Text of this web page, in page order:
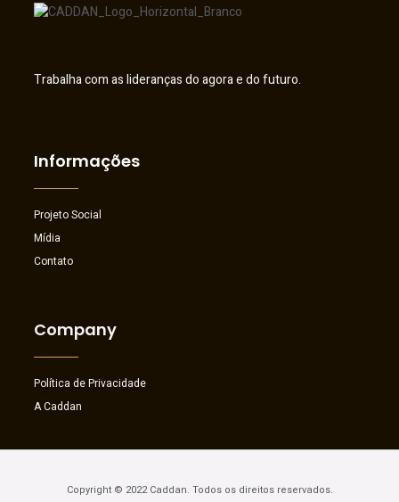
Trabalha com as lideranças do agora e do futuro.
Informações
Projeto Social
Mídia
Contato
Company
Política de Privacidade
A Caddan
Copyright © 2022 Caddan. Todos os direitos reservados.